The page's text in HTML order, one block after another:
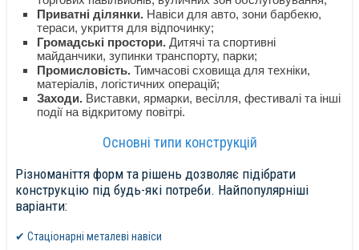
Приватні ділянки. Навіси для авто, зони барбекю,
тераси, укриття для відпочинку;
Громадські простори. Дитячі та спортивні
майданчики, зупинки транспорту, парки;
Промисловість. Тимчасові сховища для техніки,
матеріалів, логістичних операцій;
Заходи. Виставки, ярмарки, весілля, фестивалі та інші
події на відкритому повітрі.
Основні типи конструкцій
Різноманіття форм та рішень дозволяє підібрати
конструкцію під будь-які потреби. Найпопулярніші
варіанти:
✔ Стаціонарні металеві навіси